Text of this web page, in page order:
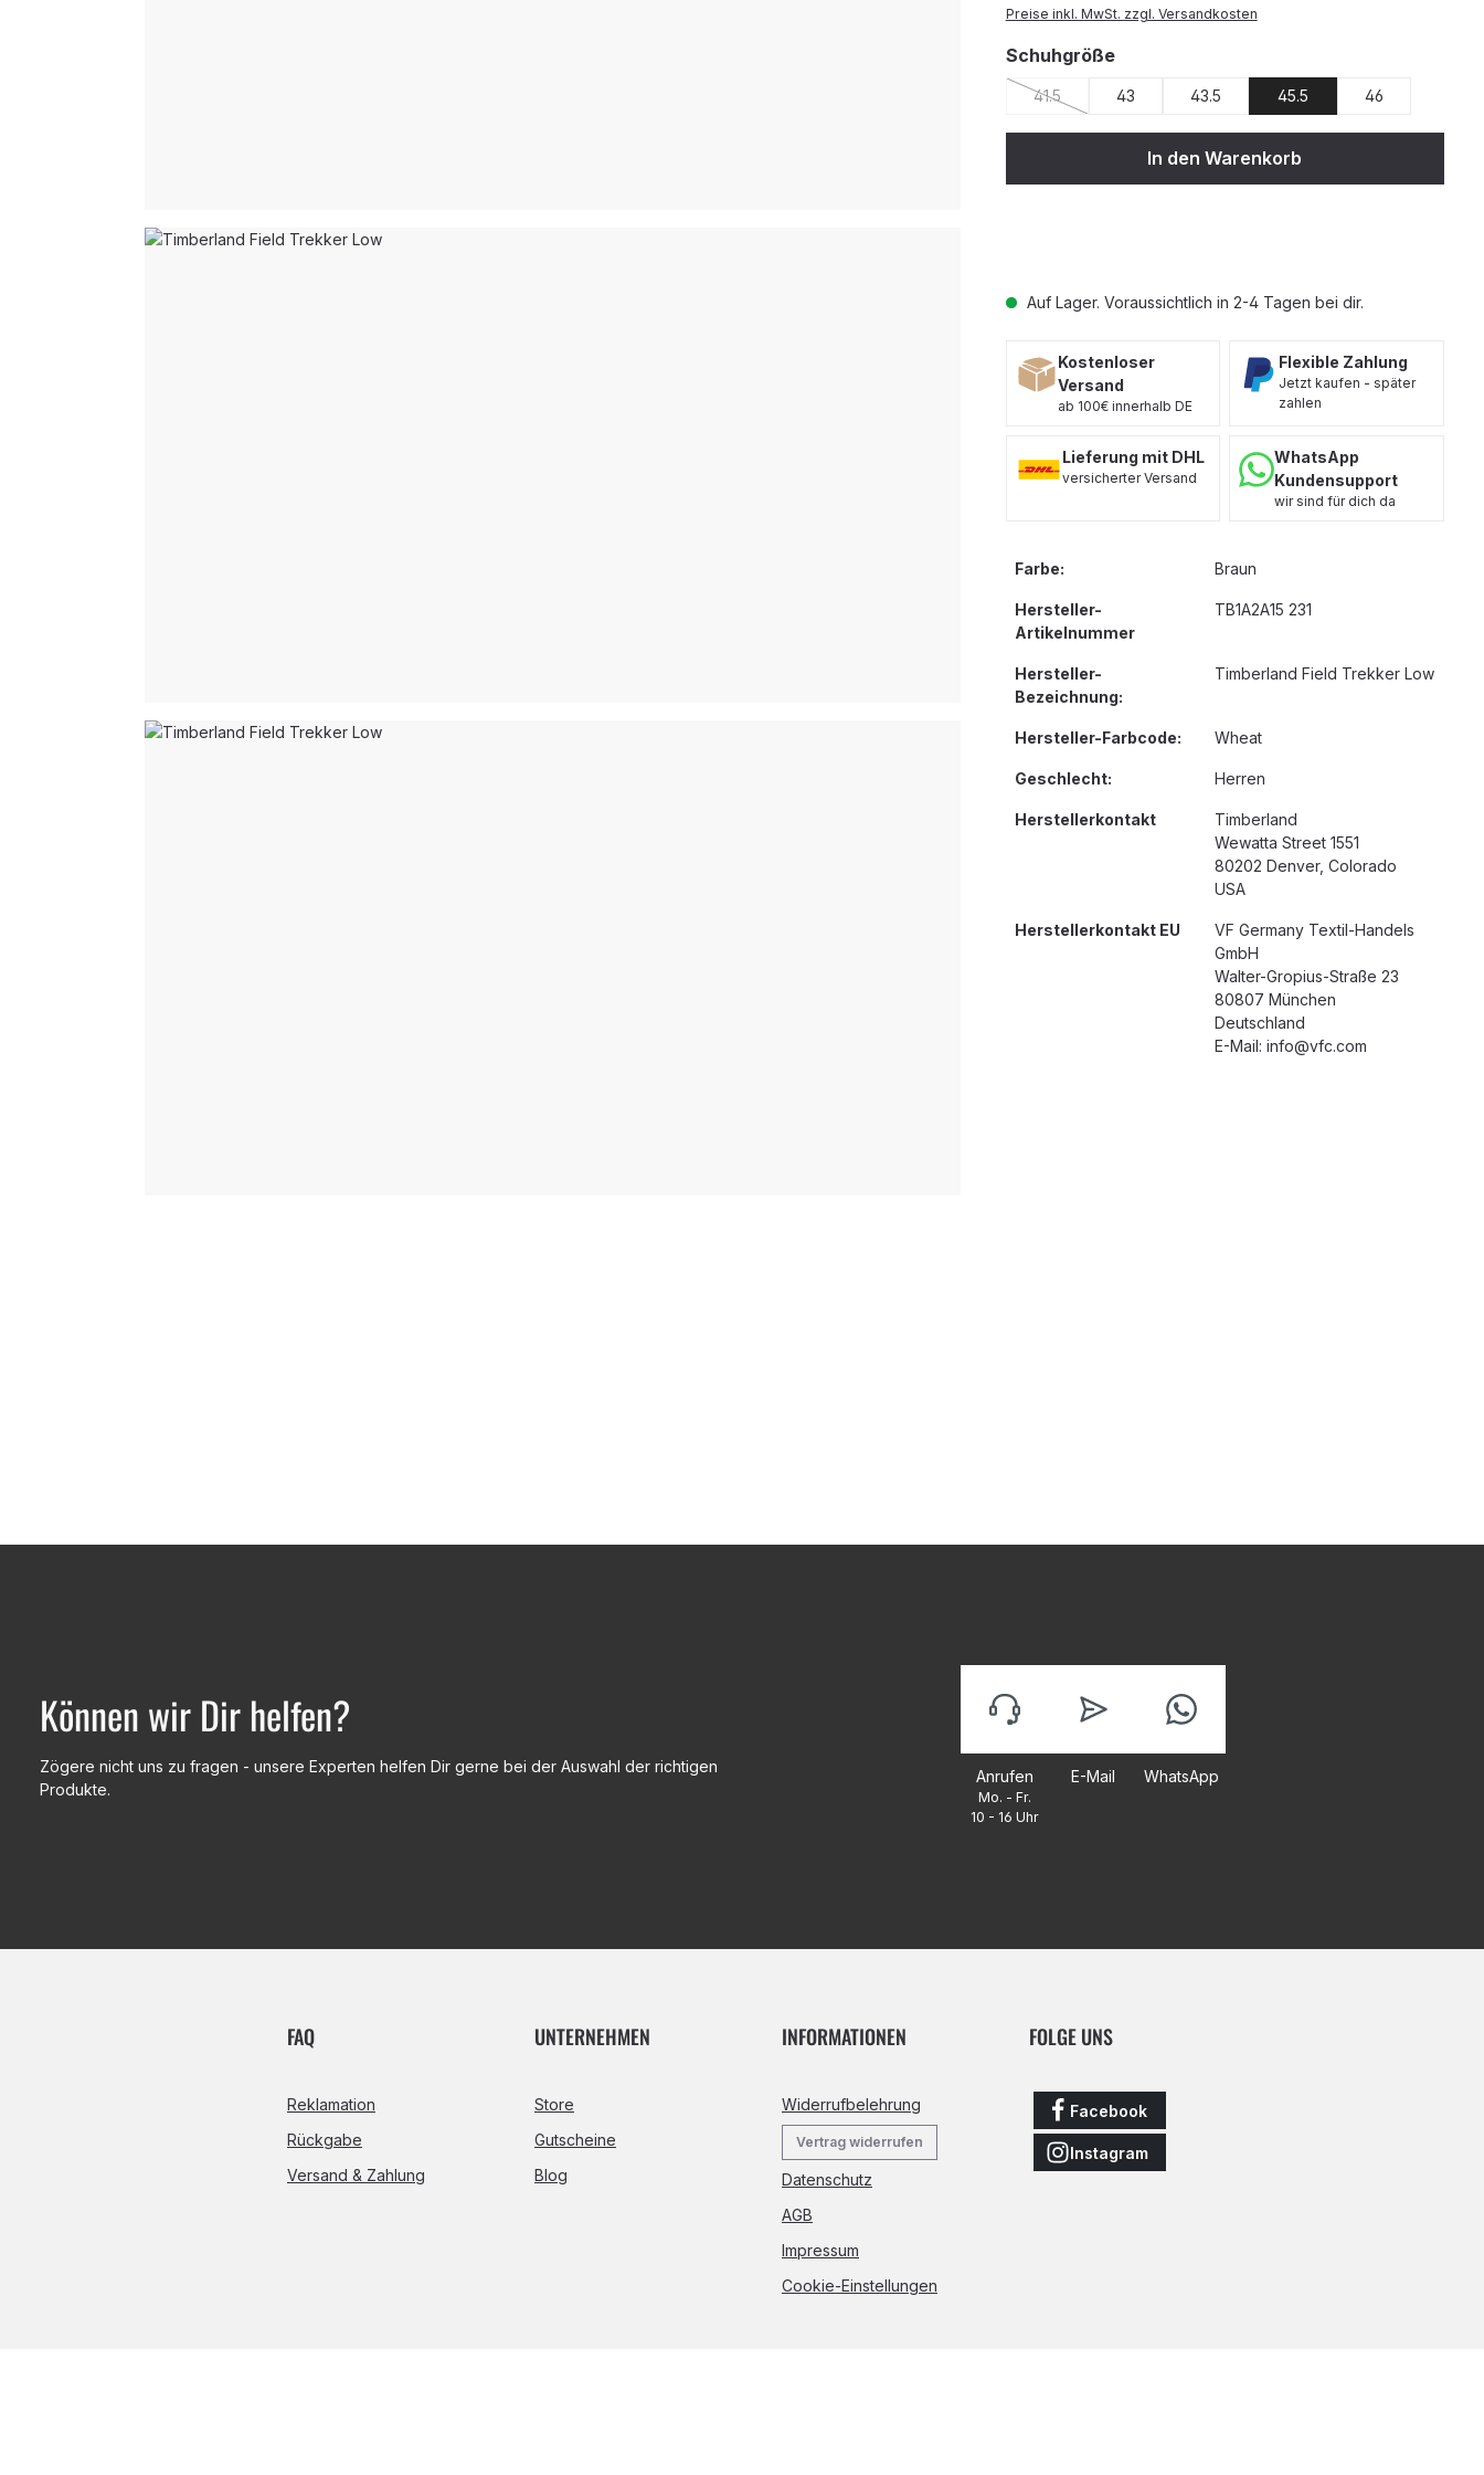
Preise inkl. MwSt. zzgl. Versandkosten
Auf Lager. Voraussichtlich in 2-4 Tagen bei dir.
Schuhgrößeauswählen
41.5
(Diese Option ist zurzeit nicht verfügbar.)
43 43.5 45.5 46
In den Warenkorb
Kostenloser
Versand
ab 100€ innerhalb DE
Flexible Zahlung
Jetzt kaufen - später
zahlen
Lieferung mit DHL
versicherter Versand
WhatsApp
Kundensupport
wir sind für dich da
Farbe: Braun
Hersteller-
Artikelnummer
TB1A2A15 231
Hersteller-
Bezeichnung:
Timberland Field Trekker Low
Hersteller-Farbcode: Wheat
Geschlecht: Herren
Herstellerkontakt
Timberland
Wewatta Street 1551
80202 Denver, Colorado
USA
Herstellerkontakt EU
VF Germany Textil-Handels
GmbH
Walter-Gropius-Straße 23
80807 München
Deutschland
E-Mail: info@vfc.com
Können wir Dir helfen?
Zögere nicht uns zu fragen - unsere Experten helfen Dir gerne bei der Auswahl der richtigen
Produkte.
Anrufen
Mo. - Fr.
10 - 16 Uhr
E-Mail WhatsApp
FAQ
Reklamation
Rückgabe
Versand & Zahlung
UNTERNEHMEN
Store
Gutscheine
Blog
INFORMATIONEN
Widerrufbelehrung
Vertrag widerrufen
Datenschutz
AGB
Impressum
Cookie-Einstellungen
FOLGE UNS
Facebook
Instagram